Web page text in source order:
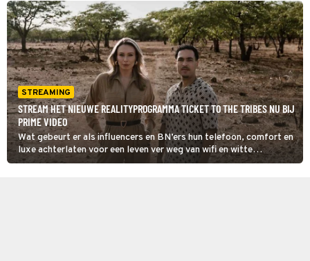
STREAMING
STREAM HET NIEUWE REALITYPROGRAMMA TICKET TO THE TRIBES NU BIJ
PRIME VIDEO
Wat gebeurt er als influencers en BN’ers hun telefoon, comfort en
luxe achterlaten voor een leven ver weg van wifi en witte
sneakers? Dat zie je in Ticket to the Tribes: Zonder Socials naar de